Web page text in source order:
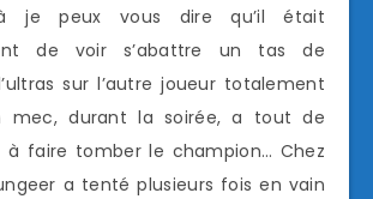
je peux vous dire qu’il était
de voir s’abattre un tas de
sur l’autre joueur totalement
mec, durant la soirée, a tout de
à faire tomber le champion… Chez
a tenté plusieurs fois en vain